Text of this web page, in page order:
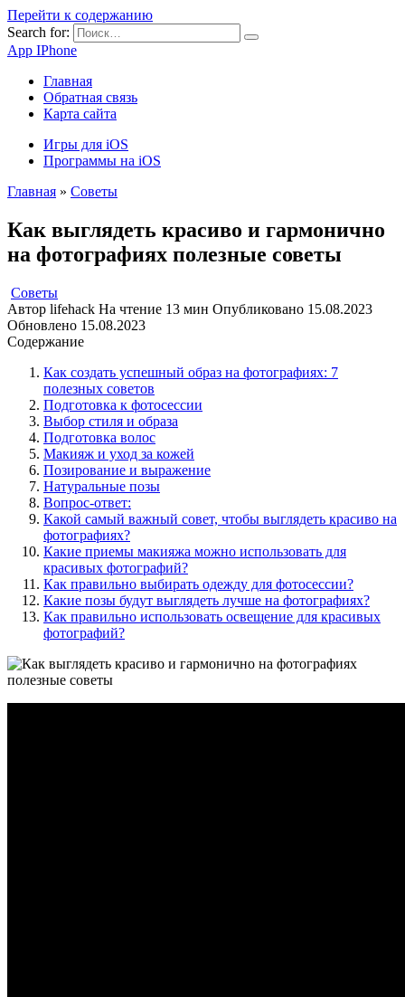
Перейти к содержанию
Search for:
App IPhone
Главная
Обратная связь
Карта сайта
Игры для iOS
Программы на iOS
Главная » Советы
Как выглядеть красиво и гармонично
на фотографиях полезные советы
Советы
Автор lifehack На чтение 13 мин Опубликовано 15.08.2023
Обновлено 15.08.2023
Содержание
Как создать успешный образ на фотографиях: 7
полезных советов
Подготовка к фотосессии
Выбор стиля и образа
Подготовка волос
Макияж и уход за кожей
Позирование и выражение
Натуральные позы
Вопрос-ответ:
Какой самый важный совет, чтобы выглядеть красиво на
фотографиях?
Какие приемы макияжа можно использовать для
красивых фотографий?
Как правильно выбирать одежду для фотосессии?
Какие позы будут выглядеть лучше на фотографиях?
Как правильно использовать освещение для красивых
фотографий?